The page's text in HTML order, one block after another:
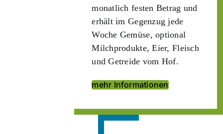
monatlich festen Betrag und
erhält im Gegenzug jede
Woche Gemüse, optional
Milchprodukte, Eier, Fleisch
und Getreide vom Hof.
mehr Informationen